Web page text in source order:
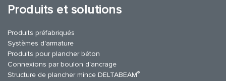
Produits et solutions
Produits préfabriqués
Systèmes d'armature
Produits pour plancher béton
Connexions par boulon d'ancrage
Structure de plancher mince DELTABEAM®